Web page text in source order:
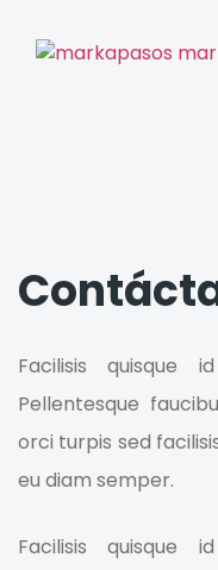
Facilisis quisque
Pellentesque
orci turpis sed
eu diam semper.
Facilisis quisque